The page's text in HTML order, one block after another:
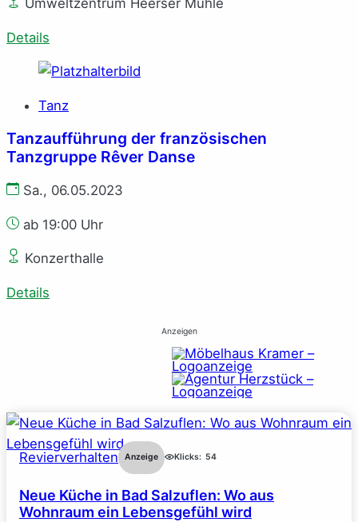
Details
Tanz
Tanzaufführung der französischen
Tanzgruppe Rêver Danse
Sa., 06.05.2023
ab 19:00 Uhr
Konzerthalle
Details
Anzeigen
Revierverhalten Anzeige Klicks: 54
Neue Küche in Bad Salzuflen: Wo aus
Wohnraum ein Lebensgefühl wird